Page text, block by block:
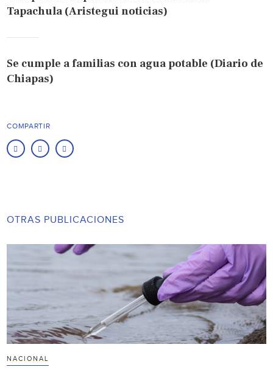
Tapachula (Aristegui noticias)
Se cumple a familias con agua potable (Diario de
Chiapas)
COMPARTIR
OTRAS PUBLICACIONES
NACIONAL